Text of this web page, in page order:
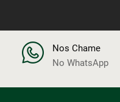
Nos Chame
No WhatsApp